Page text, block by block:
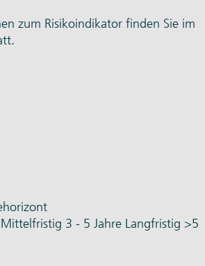
zum Risikoindikator finden Sie im
Mittelfristig 3 - 5 Jahre Langfristig >5